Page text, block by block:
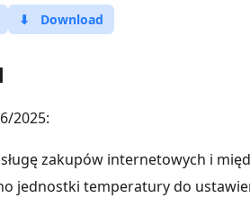
⬇ Download
2025:
zakupów internetowych i
jednostki temperatury do